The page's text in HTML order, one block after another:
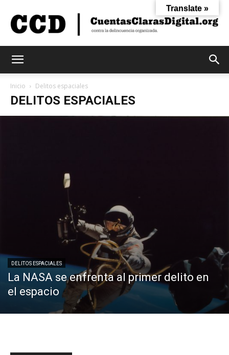
Claras
Inicio Delitos espaciales
DELITOS ESPACIALES
DELITOS ESPACIALES
La NASA se enfrenta al primer delito en
el espacio
Translate »